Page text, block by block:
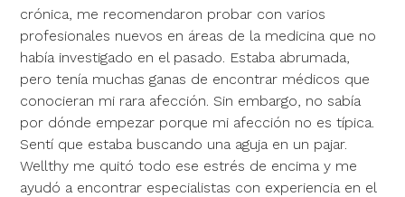
crónica, me recomendaron probar con varios
profesionales nuevos en áreas de la medicina que no
había investigado en el pasado. Estaba abrumada,
pero tenía muchas ganas de encontrar médicos que
conocieran mi rara afección. Sin embargo, no sabía
por dónde empezar porque mi afección no es típica.
Sentí que estaba buscando una aguja en un pajar.
Wellthy me quitó todo ese estrés de encima y me
ayudó a encontrar especialistas con experiencia en el